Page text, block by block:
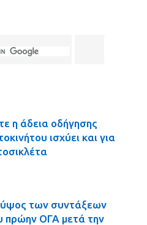
η άδεια οδήγησης
ισχύει και για
των συντάξεων
πρώην ΟΓΑ μετά την